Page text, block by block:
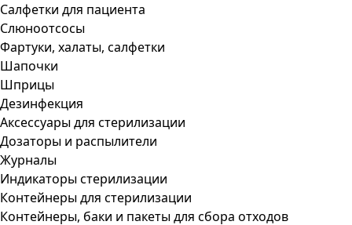
Салфетки для пациента
Слюноотсосы
Фартуки, халаты, салфетки
Шапочки
Шприцы
Дезинфекция
Аксессуары для стерилизации
Дозаторы и распылители
Журналы
Индикаторы стерилизации
Контейнеры для стерилизации
Контейнеры, баки и пакеты для сбора отходов